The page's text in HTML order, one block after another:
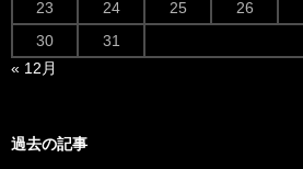
23
24 25 26
30
31
« 12月
過去の記事